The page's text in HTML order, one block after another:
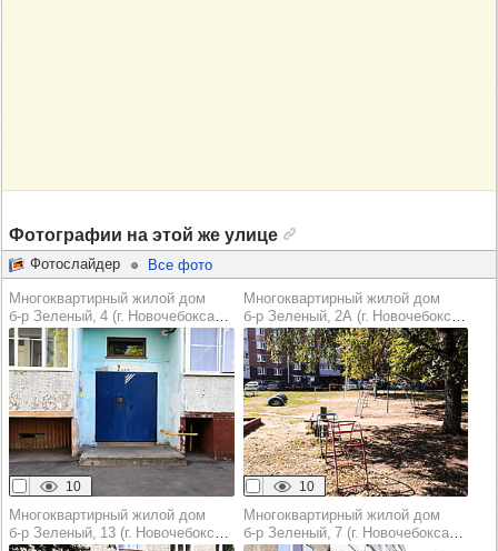
Фотографии на этой же улице
Фотослайдер
Все фото
Многоквартирный жилой дом
б‑р Зеленый, 4 (г. Новочебоксарск)
10
Многоквартирный жилой дом
б‑р Зеленый, 2А (г. Новочебоксарск)
10
Многоквартирный жилой дом
б‑р Зеленый, 13 (г. Новочебоксарск)
Многоквартирный жилой дом
б‑р Зеленый, 7 (г. Новочебоксарск)